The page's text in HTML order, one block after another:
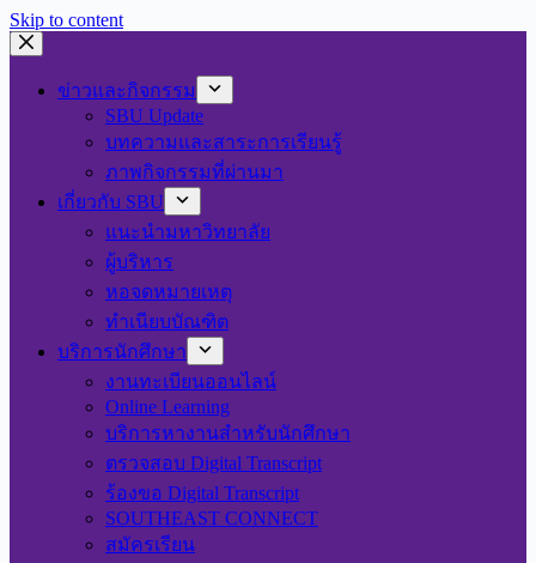
Skip to content
ข่าวและกิจกรรม
SBU Update
บทความและสาระการเรียนรู้
ภาพกิจกรรมที่ผ่านมา
เกี่ยวกับ SBU
แนะนำมหาวิทยาลัย
ผู้บริหาร
หอจดหมายเหตุ
ทำเนียบบัณฑิต
บริการนักศึกษา
งานทะเบียนออนไลน์
Online Learning
บริการหางานสำหรับนักศึกษา
ตรวจสอบ Digital Transcript
ร้องขอ Digital Transcript
SOUTHEAST CONNECT
สมัครเรียน